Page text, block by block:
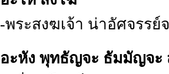
-พระสงฆเจ้า น่าอัศจรรย์
อะหัง พุทธัญจะ ธัมมัญจะ